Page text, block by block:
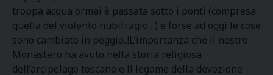
troppa acqua ormai è passata sotto i ponti (compresa
quella del violento nubifragio…) e forse ad oggi le cose
sono cambiate in peggio..!L’importanza che il nostro
Monastero ha avuto nella storia religiosa
dell’arcipelago toscano e il legame della devozione